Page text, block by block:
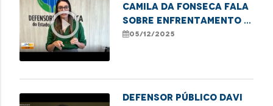
play_circle_outline
Camila da Fonseca fala
sobre enfrentamento à
pornografia infantil
05/12/2025
Defensor Público Davi